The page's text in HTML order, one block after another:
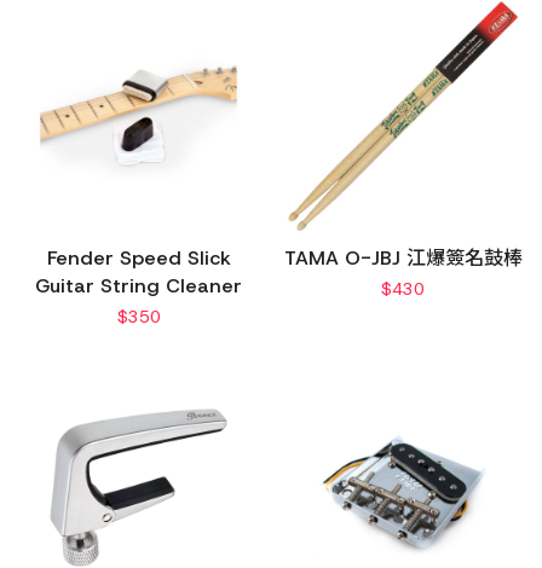
Fender Speed Slick
Guitar String Cleaner
$350
TAMA O-JBJ 江爆簽名鼓棒
$430